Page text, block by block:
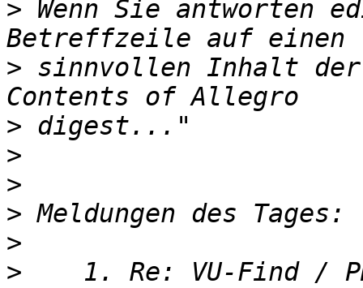
> Wenn Sie antworten
> sinnvollen Inhalt
>
>
>
>
>
>
1. Re: VU-Find /